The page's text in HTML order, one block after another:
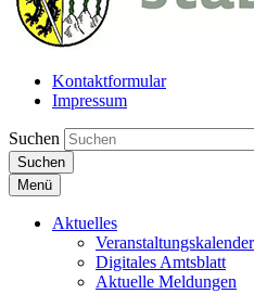
Kontaktformular
Impressum
Suchen
Suchen
Menü
Aktuelles
Veranstaltungskalender
Digitales Amtsblatt
Aktuelle Meldungen